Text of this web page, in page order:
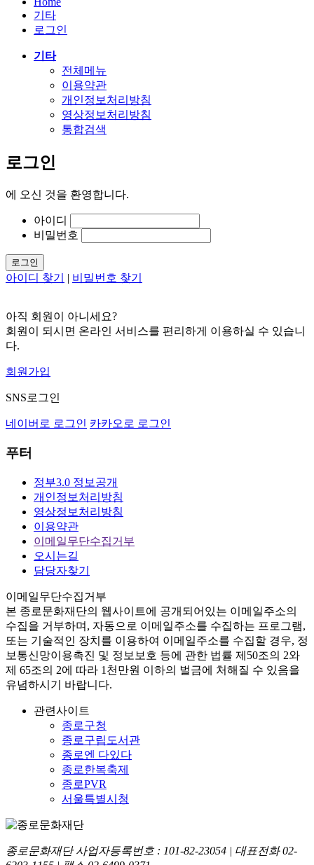
기타
로그인
기타
전체메뉴
이용약관
개인정보처리방침
영상정보처리방침
통합검색
로그인
에 오신 것을 환영합니다.
아이디
비밀번호
로그인
아이디 찾기 | 비밀번호 찾기
아직 회원이 아니세요?
회원이 되시면 온라인 서비스를 편리하게 이용하실 수 있습니
다.
회원가입
SNS로그인
네이버로 로그인 카카오로 로그인
푸터
정부3.0 정보공개
개인정보처리방침
영상정보처리방침
이용약관
이메일무단수집거부
오시는길
담당자찾기
이메일무단수집거부
본 종로문화재단의 웹사이트에 공개되어있는 이메일주소의
수집을 거부하며, 자동으로 이메일주소를 수집하는 프로그램,
또는 기술적인 장치를 이용하여 이메일주소를 수집할 경우, 정
보통신망이용촉진 및 정보보호 등에 관한 법률 제50조의 2와
제 65조의 2에 따라 1천만원 이하의 벌금에 처해질 수 있음을
유념하시기 바랍니다.
관련사이트
종로구청
종로구립도서관
종로엔 다있다
종로한복축제
종로PVR
서울특별시청
종로문화재단 사업자등록번호 : 101-82-23054 | 대표전화02-